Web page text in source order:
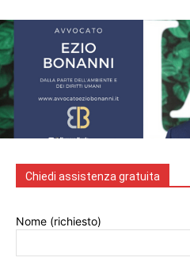
Chiedi assistenza gratuita
Nome (richiesto)